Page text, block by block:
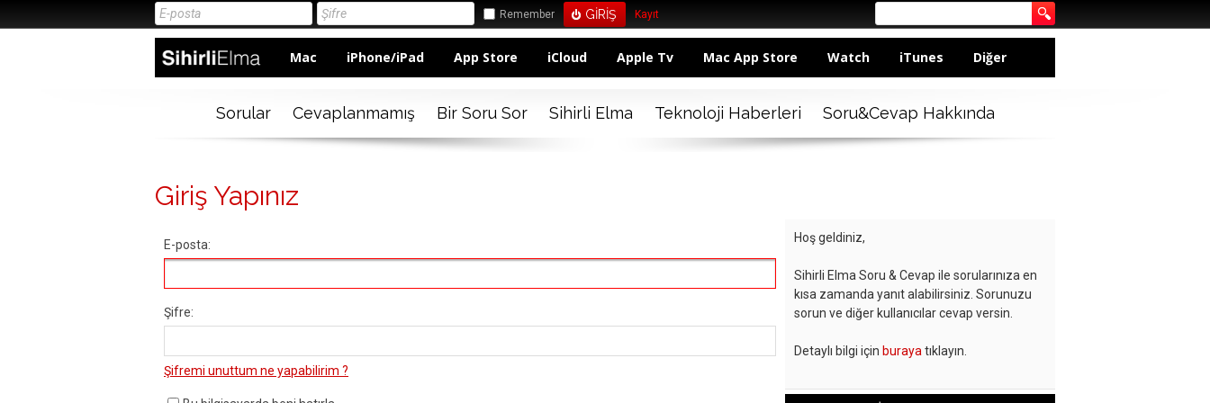
Remember Kayıt
Mac iPhone/iPad App Store iCloud Apple Tv Mac App Store Watch iTunes Diğer
Sorular Cevaplanmamış Bir Soru Sor Sihirli Elma Teknoloji Haberleri Soru&Cevap Hakkında
Giriş Yapınız
E-posta:
Şifre:
Şifremi unuttum ne yapabilirim ?
Hoş geldiniz,
Sihirli Elma Soru & Cevap ile sorularınıza en
kısa zamanda yanıt alabilirsiniz. Sorunuzu
sorun ve diğer kullanıcılar cevap versin.
Detaylı bilgi için buraya tıklayın.